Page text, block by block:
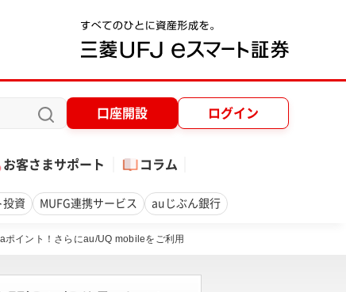
口座開設 ログイン
お客さまサポート コラム
投資 MUFG連携サービス auじぶん銀行
イント！さらにau/UQ mobileをご利用